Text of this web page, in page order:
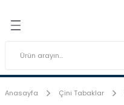
Porselen Boyaları (Toz
Tabaklar
Anasayfa Çini Tabaklar